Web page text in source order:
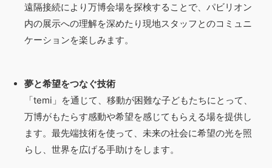
遠隔接続により万博会場を探検することで、パビリオン
内の展示への理解を深めたり現地スタッフとのコミュニ
ケーションを楽しみます。
夢と希望をつなぐ技術
「temi」を通じて、移動が困難な子どもたちにとって、
万博がもたらす感動や希望を感じてもらえる場を提供し
ます。最先端技術を使って、未来の社会に希望の光を照
らし、世界を広げる手助けをします。